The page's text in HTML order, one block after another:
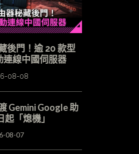
後門！逾 20 款型
連線中國伺服器
08-08
Gemini Google 助
起「熄機」
08-07